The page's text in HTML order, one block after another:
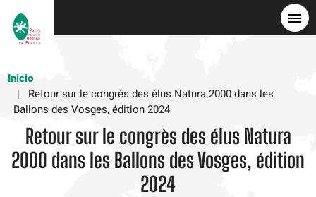
Inicio
Retour sur le congrès des élus Natura 2000 dans les
Ballons des Vosges, édition 2024
Retour sur le congrès des élus Natura
2000 dans les Ballons des Vosges, édition
2024